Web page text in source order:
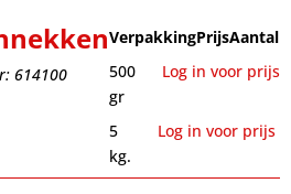
614100
VerpakkingPrijsAantal
500
gr
Log in voor prijs
5
kg.
Log in voor prijs